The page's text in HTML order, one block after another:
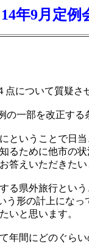
14年9月定
について質疑さ
の一部を改正する
ということで日
るために他市の
答えいただきた
県外旅行という
う形の計上にな
いと思います。
年間にどのぐら